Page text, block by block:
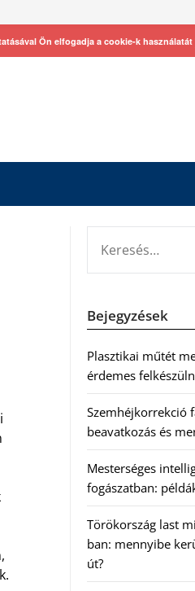
Bejegyzések
Plasztikai műtét
érdemes
Szemhéjkorrekció
beavatkozás és
Mesterséges
fogászatban:
Törökország last
ban: mennyibe
út?
Ön elfogadja a cookie-k használatát